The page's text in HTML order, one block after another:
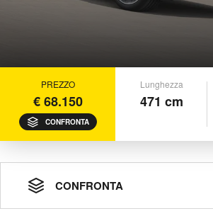
PREZZO
€ 68.150
CONFRONTA
Lunghezza
471 cm
CONFRONTA